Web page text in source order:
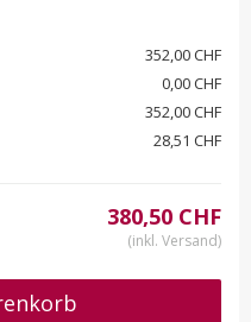
352,00 CHF
0,00 CHF
352,00 CHF
28,51 CHF
380,50 CHF
(inkl. Versand)